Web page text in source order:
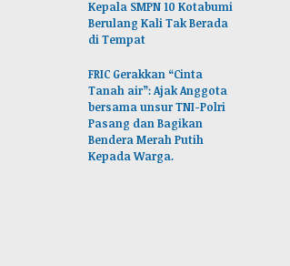
Kepala SMPN 10 Kotabumi
Berulang Kali Tak Berada
di Tempat
FRIC Gerakkan “Cinta
Tanah air”: Ajak Anggota
bersama unsur TNI-Polri
Pasang dan Bagikan
Bendera Merah Putih
Kepada Warga.